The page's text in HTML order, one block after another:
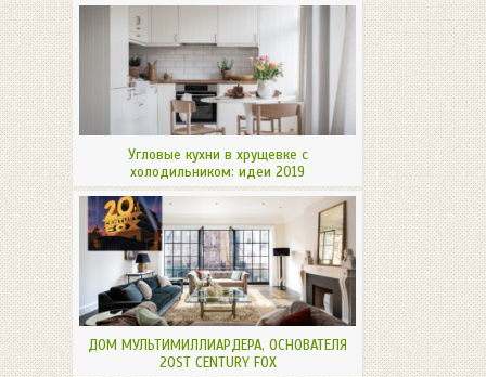
Угловые кухни в хрущевке с
холодильником: идеи 2019
ДОМ МУЛЬТИМИЛЛИАРДЕРА, ОСНОВАТЕЛЯ
20ST CENTURY FOX